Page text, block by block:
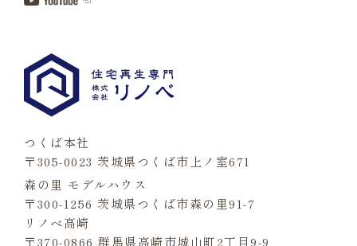
つくば本社
〒305-0023 茨城県つくば市上ノ室671
森の里 モデルハウス
〒300-1256 茨城県つくば市森の里91-7
リノベ高崎
〒370-0866 群馬県高崎市城山町2丁目9-9